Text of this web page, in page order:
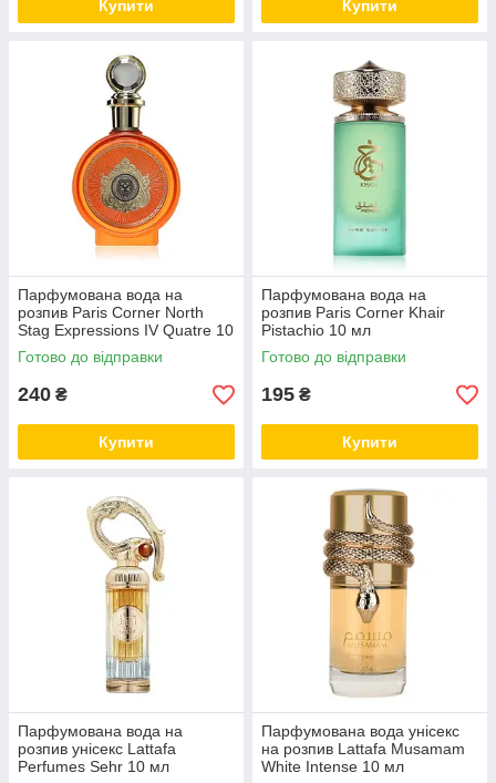
Купити Купити
Парфумована вода на
розпив Paris Corner North
Stag Expressions IV Quatre 10
мл
Готово до відправки
240 ₴
Купити
Парфумована вода на
розпив Paris Corner Khair
Pistachio 10 мл
Готово до відправки
195 ₴
Купити
Парфумована вода на
розпив унісекс Lattafa
Perfumes Sehr 10 мл
Парфумована вода унісекс
на розпив Lattafa Musamam
White Intense 10 мл